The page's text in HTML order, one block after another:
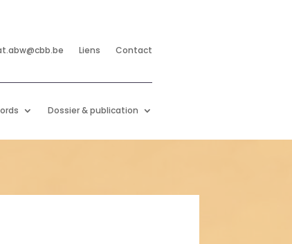
Liens Contact
Dossier & publication